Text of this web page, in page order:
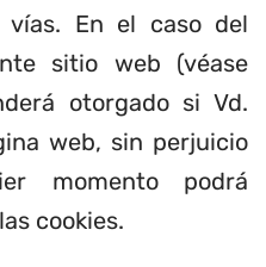
En el caso del
sitio web (véase
otorgado si Vd.
web, sin perjuicio
momento podrá
cookies.